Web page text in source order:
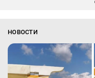
НОВОСТИ